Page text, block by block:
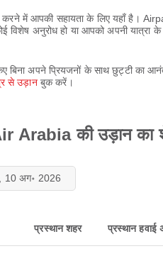
करने में आपकी सहायता के लिए यहाँ है।
अनुरोध हो या आपको अपनी यात्रा
अपने प्रियजनों के साथ छुट्टी का
से उड़ानबुक करें।
/ Air Arabia की उड़ान
10 अग॰ 2026
प्रस्थान शहर प्रस्थान हवाई